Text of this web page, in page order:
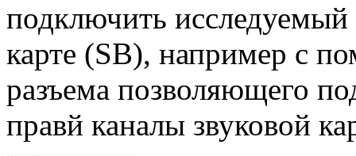
подключить
карте (SB), например с
разъема позволяющего
правй каналы звуковой